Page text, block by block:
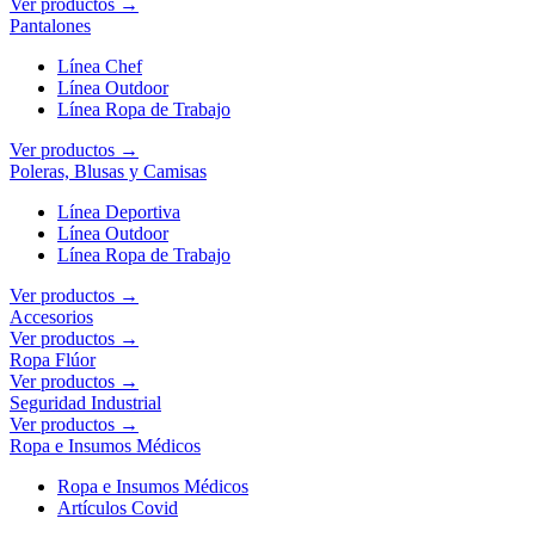
Ver productos →
Pantalones
Línea Chef
Línea Outdoor
Línea Ropa de Trabajo
Ver productos →
Poleras, Blusas y Camisas
Línea Deportiva
Línea Outdoor
Línea Ropa de Trabajo
Ver productos →
Accesorios
Ver productos →
Ropa Flúor
Ver productos →
Seguridad Industrial
Ver productos →
Ropa e Insumos Médicos
Ropa e Insumos Médicos
Artículos Covid